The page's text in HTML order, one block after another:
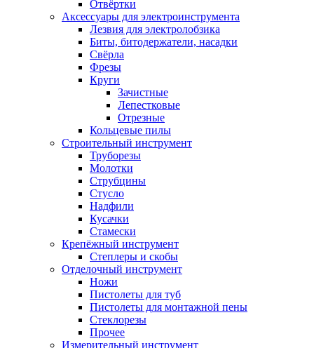
Отвёртки
Аксессуары для электроинструмента
Лезвия для электролобзика
Биты, битодержатели, насадки
Свёрла
Фрезы
Круги
Зачистные
Лепестковые
Отрезные
Кольцевые пилы
Строительный инструмент
Труборезы
Молотки
Струбцины
Стусло
Надфили
Кусачки
Стамески
Крепёжный инструмент
Степлеры и скобы
Отделочный инструмент
Ножи
Пистолеты для туб
Пистолеты для монтажной пены
Стеклорезы
Прочее
Измерительный инструмент